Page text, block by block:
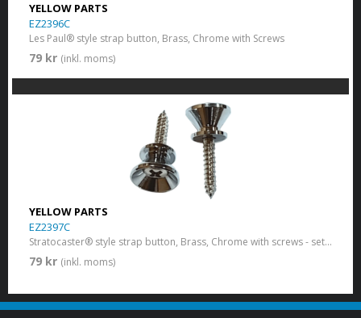
YELLOW PARTS
EZ2396C
Les Paul® style strap button, Brass, Chrome with Screws
79 kr (inkl. moms)
YELLOW PARTS
EZ2397C
Stratocaster® style strap button, Brass, Chrome with screws - set of 2
79 kr (inkl. moms)